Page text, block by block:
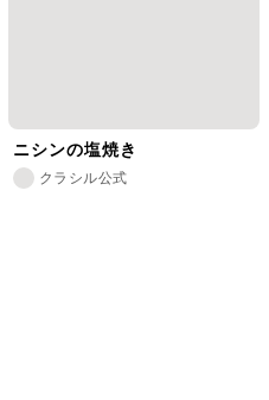
ニシンの塩焼き
クラシル公式